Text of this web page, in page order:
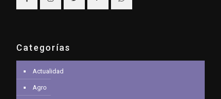
Categorías
Actualidad
Agro